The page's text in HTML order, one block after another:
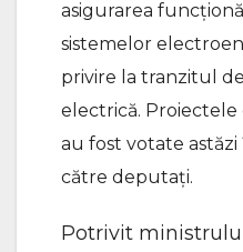
asigurarea
sistemelor
privire la tranzitul
electrică. Proiectele
au fost votate
către deputați.
Potrivit